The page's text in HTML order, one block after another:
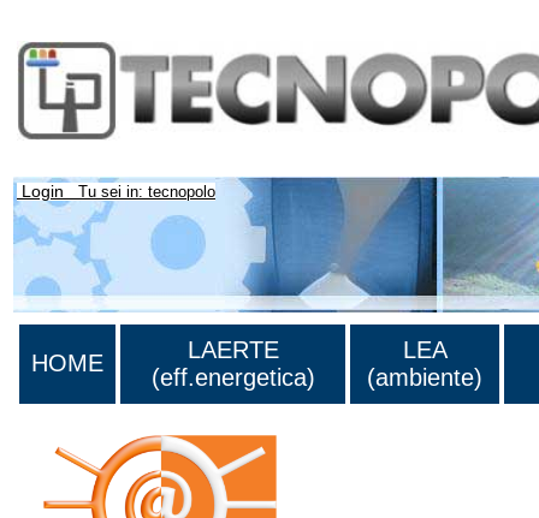
Login Tu sei in: tecnopolo
HOME
LAERTE
(eff.energetica)
LEA
(ambiente)